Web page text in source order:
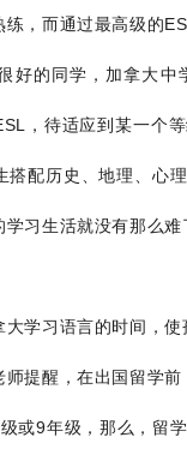
，而通过最高级的
好的同学，加拿大
，待适应到某一个
搭配历史、地理、心
习生活就没有那么难
学习语言的时间，使
师提醒，在出国留学前
或9年级，那么，留